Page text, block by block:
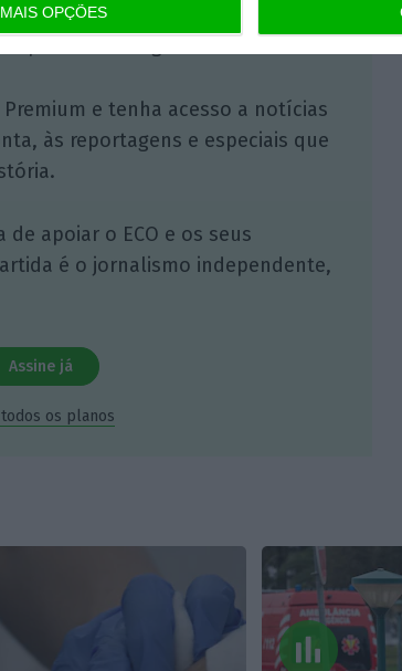
MAIS OPÇÕESé mais importante do que
e rigoroso.
Premium e tenha acesso a notícias
às reportagens e especiais que
apoiar o ECO e os seus
é o jornalismo independente,
Assine já
todos os planos